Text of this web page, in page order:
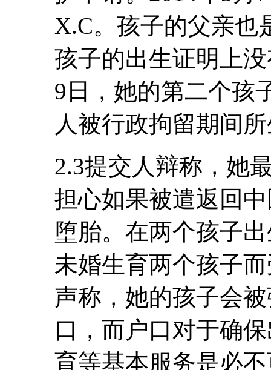
X.C。孩子的父亲也
孩子的出生证明上
9日，她的第二个孩
人被行政拘留期间
2.3提交人辩称，她
担心如果被遣返回
堕胎。在两个孩子
未婚生育两个孩子
声称，她的孩子会
口，而户口对于确
育等基本服务是必